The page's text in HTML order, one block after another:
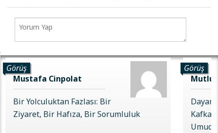
Görüş
Mustafa Cinpolat
Bir Yolculuktan Fazlası: Bir
Ziyaret, Bir Hafıza, Bir Sorumluluk
Görüş
Mutlu
Kafkas
Umudu